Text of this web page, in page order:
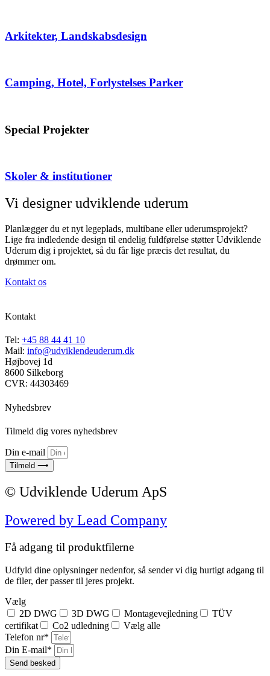
Arkitekter, Landskabsdesign
Camping, Hotel, Forlystelses Parker
Special Projekter
Skoler & institutioner
Vi designer udviklende uderum
Planlægger du et nyt legeplads, multibane eller uderumsprojekt?
Lige fra indledende design til endelig fuldførelse støtter Udviklende
Uderum dig i projektet, så du får lige præcis det resultat, du
drømmer om.
Kontakt os
Kontakt
Tel: +45 88 44 41 10
Mail: info@udviklendeuderum.dk
Højbovej 1d
8600 Silkeborg
CVR: 44303469
Nyhedsbrev
Tilmeld dig vores nyhedsbrev
Din e-mail
Tilmeld ⟶
© Udviklende Uderum ApS
Powered by Lead Company
Få adgang til produktfilerne
Udfyld dine oplysninger nedenfor, så sender vi dig hurtigt adgang til
de filer, der passer til jeres projekt.
Vælg
2D DWG
3D DWG Montagevejledning
TÜV
certifikat
Co2 udledning
Vælg alle
Telefon nr*
Din E-mail*
Send besked